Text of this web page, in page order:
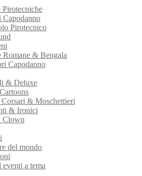
Pirotecniche
Capodanno
Pirotecnico
Romane & Bengala
Capodanno
& Deluxe
& Moschettieri
& Ironici
Clown
del mondo
eventi a tema